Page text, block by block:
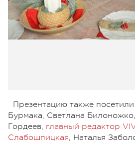
Презентацию также
Бурмака, Светлана
Гордеев, главный редактор
Слабошпицкая, Наталья